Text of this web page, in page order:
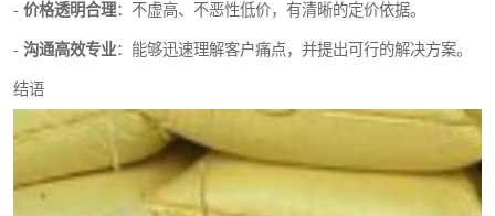
- 价格透明合理：不虚高、不恶性低价，有清晰的定价依据。
- 沟通高效专业：能够迅速理解客户痛点，并提出可行的解决方案。
结语